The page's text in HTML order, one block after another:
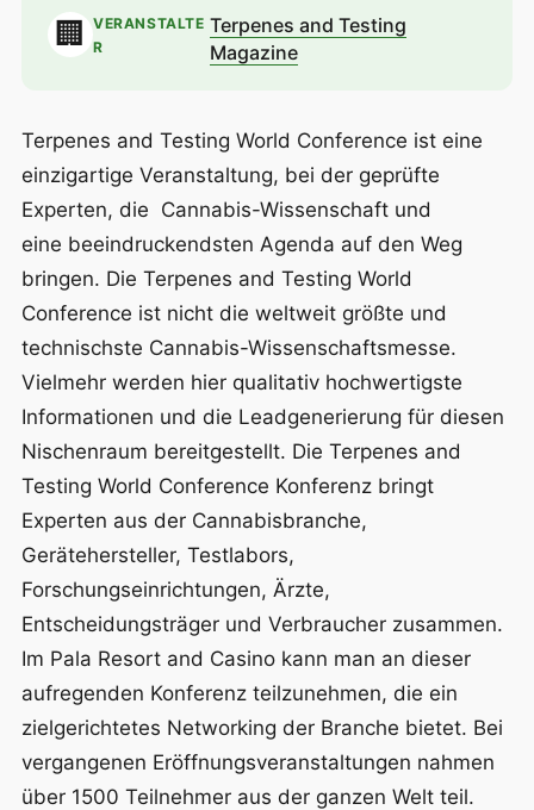
🏢
VERANSTALTE
R
Terpenes and Testing
Magazine
Terpenes and Testing World Conference ist eine
einzigartige Veranstaltung, bei der geprüfte
Experten, die Cannabis-Wissenschaft und
eine beeindruckendsten Agenda auf den Weg
bringen. Die Terpenes and Testing World
Conference ist nicht die weltweit größte und
technischste Cannabis-Wissenschaftsmesse.
Vielmehr werden hier qualitativ hochwertigste
Informationen und die Leadgenerierung für diesen
Nischenraum bereitgestellt. Die Terpenes and
Testing World Conference Konferenz bringt
Experten aus der Cannabisbranche,
Gerätehersteller, Testlabors,
Forschungseinrichtungen, Ärzte,
Entscheidungsträger und Verbraucher zusammen.
Im Pala Resort and Casino kann man an dieser
aufregenden Konferenz teilzunehmen, die ein
zielgerichtetes Networking der Branche bietet. Bei
vergangenen Eröffnungsveranstaltungen nahmen
über 1500 Teilnehmer aus der ganzen Welt teil.